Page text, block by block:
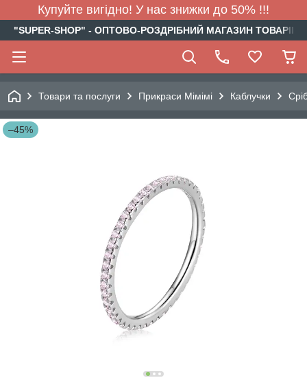
Купуйте вигідно! У нас знижки до 50% !!!
"SUPER-SHOP" - ОПТОВО-РОЗДРІБНИЙ МАГАЗИН
Товари та послуги Прикраси Мімімі Каблучки
–45%